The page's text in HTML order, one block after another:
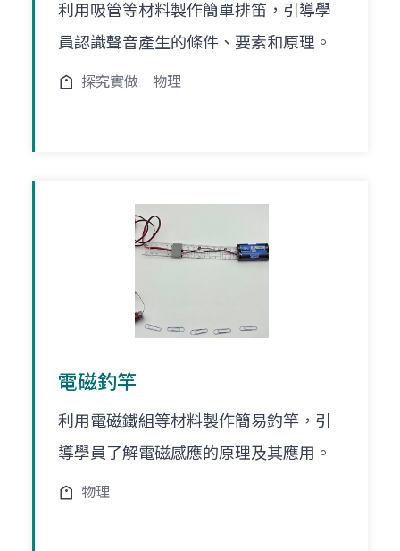
利用吸管等材料製作簡單排笛，引導學
員認識聲音產生的條件、要素和原理。
探究實做 物理
電磁釣竿
利用電磁鐵組等材料製作簡易釣竿，引
導學員了解電磁感應的原理及其應用。
物理